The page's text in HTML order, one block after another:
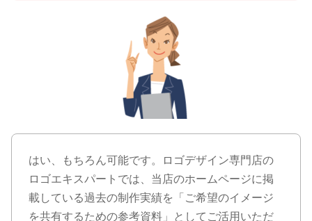
はい、もちろん可能です。ロゴデザイン専門店の
ロゴエキスパートでは、当店のホームページに掲
載している過去の制作実績を「ご希望のイメージ
を共有するための参考資料」としてご活用いただ